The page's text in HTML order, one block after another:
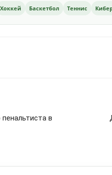
Хоккей Баскетбол Теннис
в